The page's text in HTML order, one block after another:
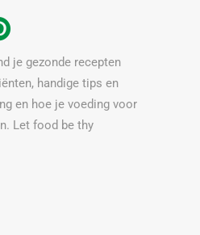
je gezonde recepten
handige tips en
en hoe je voeding voor
Let food be thy